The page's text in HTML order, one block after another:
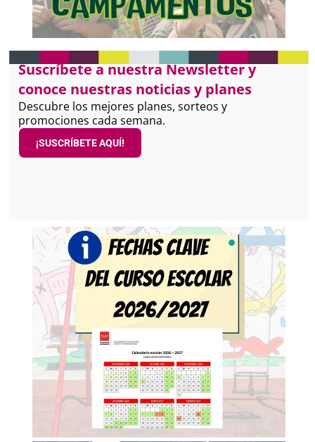
Suscríbete a nuestra Newsletter y
conoce nuestras noticias y planes
Descubre los mejores planes, sorteos y
promociones cada semana.
¡SUSCRÍBETE AQUÍ!